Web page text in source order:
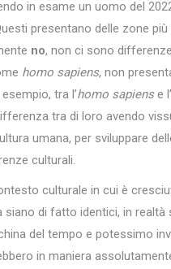
in esame un uomo del
presentano delle zone
no, non ci sono
homo sapiens, non
tra l’homo sapiense l’
tra di loro avendo
umana, per sviluppare
culturali.
culturale in cui è
di fatto identici, in
del tempo e potessimo
in maniera